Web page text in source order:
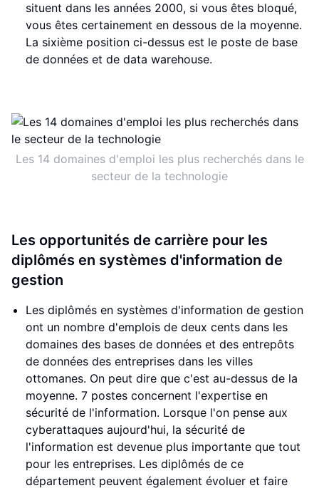
situent dans les années 2000, si vous êtes bloqué,
vous êtes certainement en dessous de la moyenne.
La sixième position ci-dessus est le poste de base
de données et de data warehouse.
Les 14 domaines d'emploi les plus recherchés dans le
secteur de la technologie
Les opportunités de carrière pour les
diplômés en systèmes d'information de
gestion
Les diplômés en systèmes d'information de gestion
ont un nombre d'emplois de deux cents dans les
domaines des bases de données et des entrepôts
de données des entreprises dans les villes
ottomanes. On peut dire que c'est au-dessus de la
moyenne. 7 postes concernent l'expertise en
sécurité de l'information. Lorsque l'on pense aux
cyberattaques aujourd'hui, la sécurité de
l'information est devenue plus importante que tout
pour les entreprises. Les diplômés de ce
département peuvent également évoluer et faire